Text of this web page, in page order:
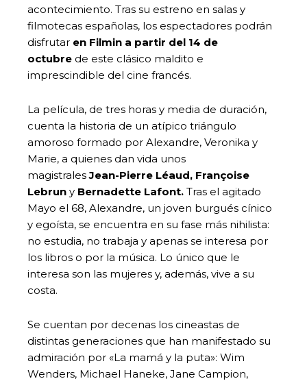
acontecimiento. Tras su estreno en salas y
filmotecas españolas, los espectadores podrán
disfrutar en Filmin a partir del 14 de
octubre de este clásico maldito e
imprescindible del cine francés.
La película, de tres horas y media de duración,
cuenta la historia de un atípico triángulo
amoroso formado por Alexandre, Veronika y
Marie, a quienes dan vida unos
magistralesJean-Pierre Léaud, Françoise
Lebrun y Bernadette Lafont. Tras el agitado
Mayo el 68, Alexandre, un joven burgués cínico
y egoísta, se encuentra en su fase más nihilista:
no estudia, no trabaja y apenas se interesa por
los libros o por la música. Lo único que le
interesa son las mujeres y, además, vive a su
costa.
Se cuentan por decenas los cineastas de
distintas generaciones que han manifestado su
admiración por «La mamá y la puta»: Wim
Wenders, Michael Haneke, Jane Campion,